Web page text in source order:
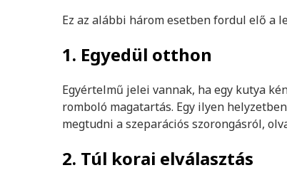
Ez az alábbi három esetben fordul elő a
1. Egyedül otthon
Egyértelmű jelei vannak, ha egy kutya
romboló magatartás. Egy ilyen
megtudni a szeparációs szorongásról,
2. Túl korai elválasztás